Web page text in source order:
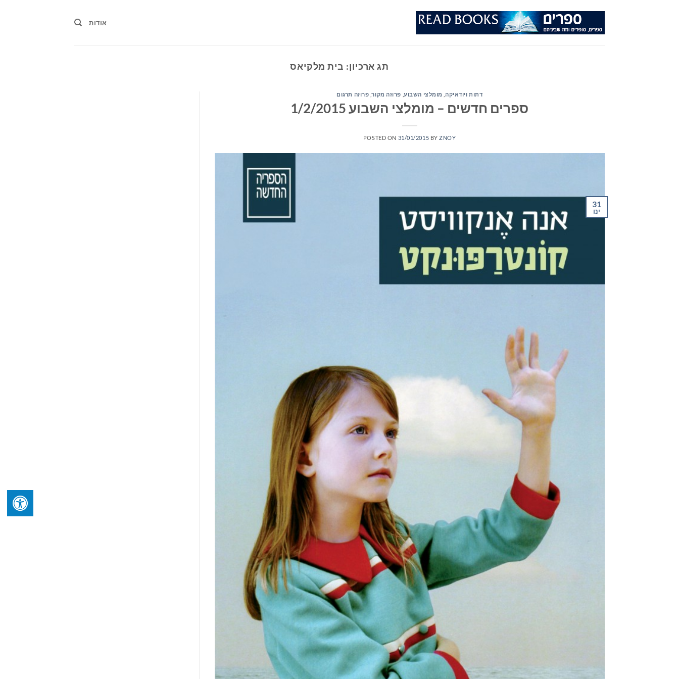
אודות
תג ארכיון: בית מלקיאס
דתות ויודאיקה, מומלצי השבוע, פרוזה מקור, פרוזה תרגום
ספרים חדשים – מומלצי השבוע 1/2/2015
POSTED ON 31/01/2015 BYZNOY
31
ינו